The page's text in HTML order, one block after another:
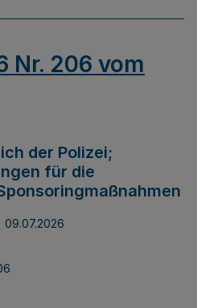
Nr. 206 vom
der Polizei;
für die
09.07.2026